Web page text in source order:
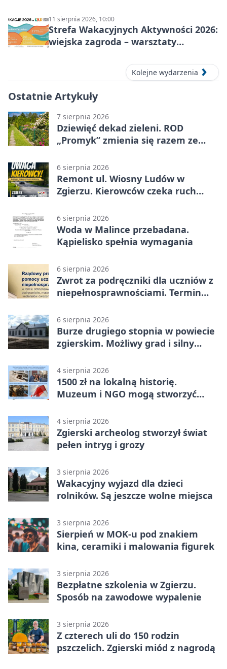
11 sierpnia 2026, 10:00
Strefa Wakacyjnych Aktywności 2026:
wiejska zagroda – warsztaty
Kolejne wydarzenia
Ostatnie Artykuły
7 sierpnia 2026
Dziewięć dekad zieleni. ROD
„Promyk” zmienia się razem ze
6 sierpnia 2026
Remont ul. Wiosny Ludów w
Zgierzu. Kierowców czeka ruch
6 sierpnia 2026
Woda w Malince przebadana.
Kąpielisko spełnia wymagania
6 sierpnia 2026
Zwrot za podręczniki dla uczniów z
niepełnosprawnościami. Termin
6 sierpnia 2026
Burze drugiego stopnia w powiecie
zgierskim. Możliwy grad i silny
4 sierpnia 2026
1500 zł na lokalną historię.
Muzeum i NGO mogą stworzyć
4 sierpnia 2026
Zgierski archeolog stworzył świat
pełen intryg i grozy
3 sierpnia 2026
Wakacyjny wyjazd dla dzieci
rolników. Są jeszcze wolne miejsca
3 sierpnia 2026
Sierpień w MOK-u pod znakiem
kina, ceramiki i malowania figurek
3 sierpnia 2026
Bezpłatne szkolenia w Zgierzu.
Sposób na zawodowe wypalenie
3 sierpnia 2026
Z czterech uli do 150 rodzin
pszczelich. Zgierski miód z nagrodą